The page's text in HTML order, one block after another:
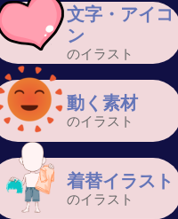
文字・アイコ
ン
のイラスト
動く素材
のイラスト
着替イラスト
のイラスト